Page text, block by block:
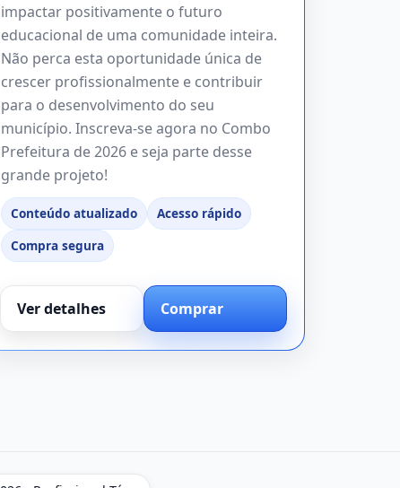
impactar positivamente o futuro
educacional de uma comunidade inteira.
Não perca esta oportunidade única de
crescer profissionalmente e contribuir
para o desenvolvimento do seu
município. Inscreva-se agora no Combo
Prefeitura de 2026 e seja parte desse
grande projeto!
Conteúdo atualizado
Acesso rápido
Compra segura
Ver detalhes Comprar